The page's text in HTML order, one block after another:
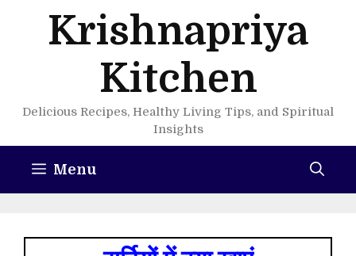
Krishnapriya
Kitchen
Delicious Recipes, Healthy Living Tips, and Spiritual
Insights
Menu